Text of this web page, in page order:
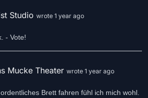
Studio wrote 1 year ago
- Vote!
Mucke Theater wrote 1 year ago
Brett fahren fühl ich mich wohl.